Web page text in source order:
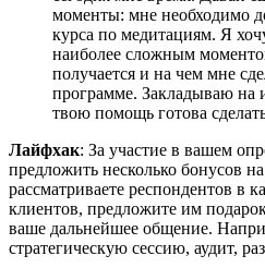
моменты: мне необходимо
курса по медитациям. Я
наиболее сложным
получается и на чем мне
программе. Закладываю на
твою помощь готова
Лайфхак: За участие в вашем
предложить несколько бонусов
рассматриваете респондентов в
клиентов, предложите им
ваше дальнейшее общение.
стратегическую сессию, аудит,